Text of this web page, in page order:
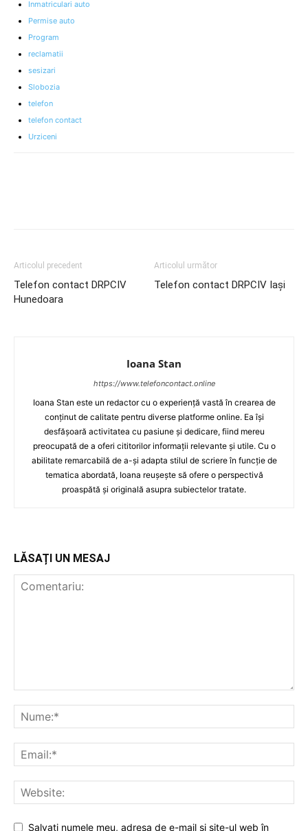
Inmatriculari auto
Permise auto
Program
reclamatii
sesizari
Slobozia
telefon
telefon contact
Urziceni
Articolul precedent
Telefon contact DRPCIV
Hunedoara
Articolul următor
Telefon contact DRPCIV Iași
Ioana Stan
https://www.telefoncontact.online
Ioana Stan este un redactor cu o experiență vastă în crearea de
conținut de calitate pentru diverse platforme online. Ea își
desfășoară activitatea cu pasiune și dedicare, fiind mereu
preocupată de a oferi cititorilor informații relevante și utile. Cu o
abilitate remarcabilă de a-și adapta stilul de scriere în funcție de
tematica abordată, Ioana reușește să ofere o perspectivă
proaspătă și originală asupra subiectelor tratate.
LĂSAȚI UN MESAJ
Salvați numele meu, adresa de e-mail și site-ul web în